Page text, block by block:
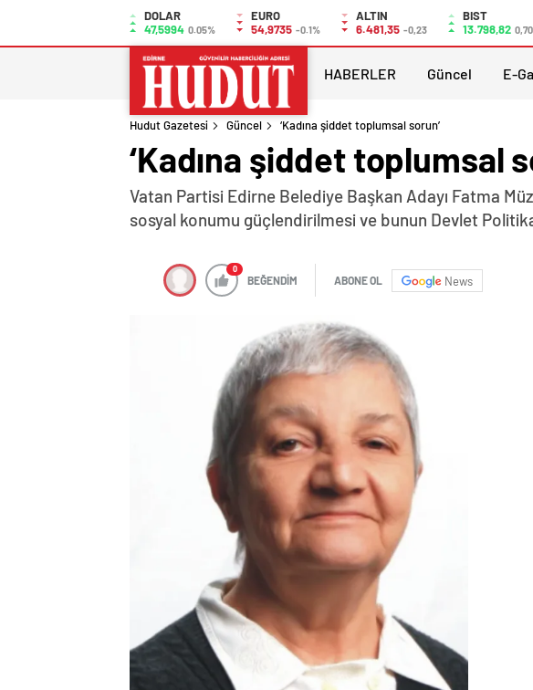
DOLAR
47,5994 0.05%
EURO
54,9735 -0.1%
ALTIN
6.481,35 -0,23
BIST
13.798,82
HABERLER Güncel E-
Hudut Gazetesi Güncel ‘Kadına şiddet toplumsal sorun’
‘Kadına şiddet toplumsal
Vatan Partisi Edirne Belediye Başkan Adayı Fatma
sosyal konumu güçlendirilmesi ve bunun Devlet
0
BEĞENDİM ABONE OL News